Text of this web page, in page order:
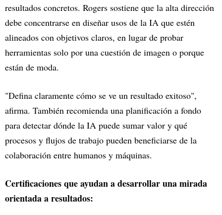
resultados concretos. Rogers sostiene que la alta dirección
debe concentrarse en diseñar usos de la IA que estén
alineados con objetivos claros, en lugar de probar
herramientas solo por una cuestión de imagen o porque
están de moda.
"Defina claramente cómo se ve un resultado exitoso",
afirma. También recomienda una planificación a fondo
para detectar dónde la IA puede sumar valor y qué
procesos y flujos de trabajo pueden beneficiarse de la
colaboración entre humanos y máquinas.
Certificaciones que ayudan a desarrollar una mirada
orientada a resultados: